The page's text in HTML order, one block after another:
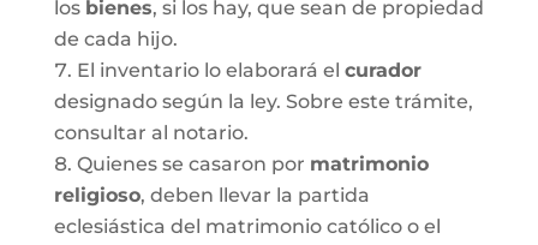
los bienes, si los hay, que sean de propiedad
de cada hijo.
El inventario lo elaborará el curador
designado según la ley. Sobre este trámite,
consultar al notario.
Quienes se casaron por matrimonio
religioso, deben llevar la partida
eclesiástica del matrimonio católico o el